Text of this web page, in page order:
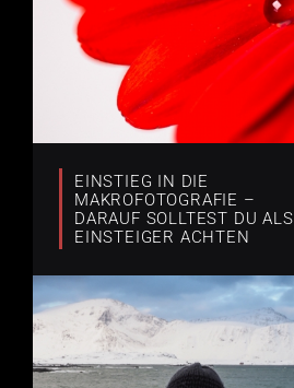
EINSTIEG IN DIE
MAKROFOTOGRAFIE –
DARAUF SOLLTEST DU ALS
EINSTEIGER ACHTEN